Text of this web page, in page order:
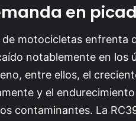
en
de motocicletas enfrenta
notablemente en los
entre ellos, el
y el
contaminantes. La